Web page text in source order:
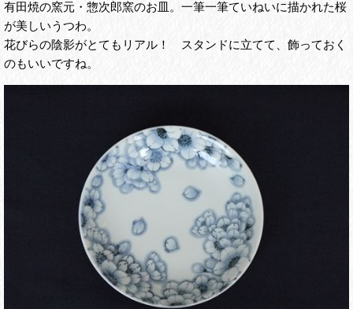
有田焼の窯元・惣次郎窯のお皿。一筆一筆ていねいに描かれた桜
が美しいうつわ。
花びらの陰影がとてもリアル！ スタンドに立てて、飾っておく
のもいいですね。